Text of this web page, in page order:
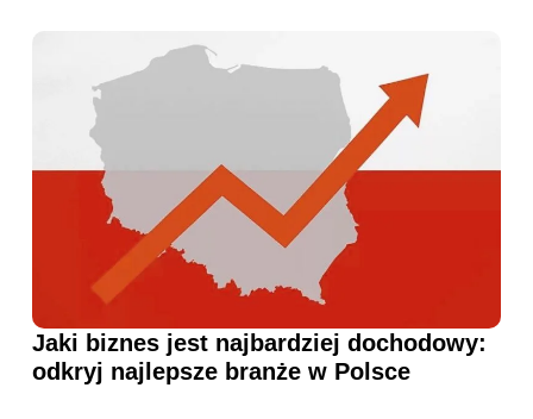
Jaki biznes jest najbardziej dochodowy:
odkryj najlepsze branże w Polsce